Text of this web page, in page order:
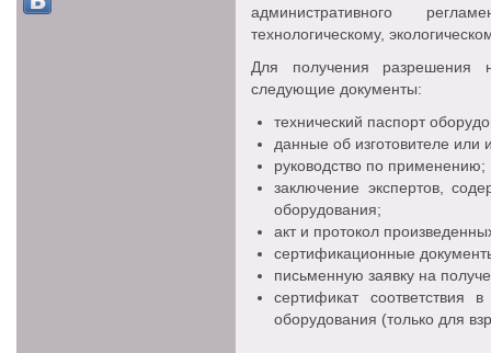
административного
технологическому,
Для получения разрешения
следующие документы:
технический паспорт
данные об изготовителе или
руководство по применению;
заключение экспертов,
оборудования;
акт и протокол
сертификационные
письменную заявку на
сертификат соответствия
оборудования (только для